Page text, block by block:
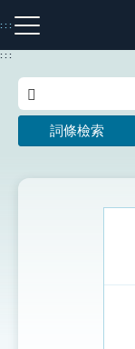
到
主
:::
注音索引圖示
:::
詞條檢索